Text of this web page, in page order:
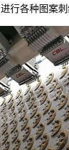
行各种图案刺